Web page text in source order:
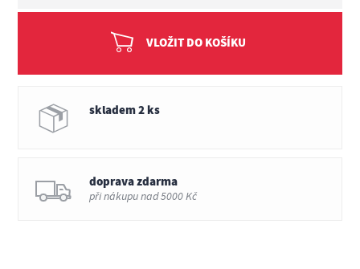
VLOŽIT DO KOŠÍKU
skladem 2 ks
doprava zdarma
při nákupu nad 5000 Kč